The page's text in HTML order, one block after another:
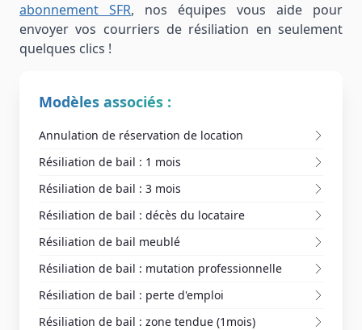
abonnement SFR, nos équipes vous aide pour
envoyer vos courriers de résiliation en seulement
quelques clics !
Modèles associés :
Annulation de réservation de location
Résiliation de bail : 1 mois
Résiliation de bail : 3 mois
Résiliation de bail : décès du locataire
Résiliation de bail meublé
Résiliation de bail : mutation professionnelle
Résiliation de bail : perte d'emploi
Résiliation de bail : zone tendue (1mois)